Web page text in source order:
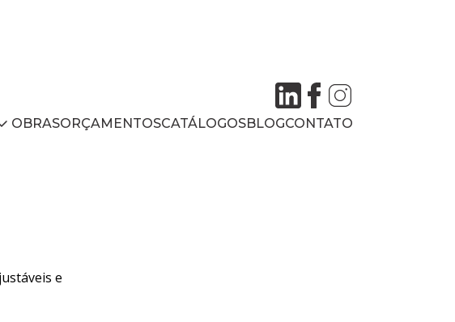
OBRASORÇAMENTOSCATÁLOGOSBLOGCONTATO
e